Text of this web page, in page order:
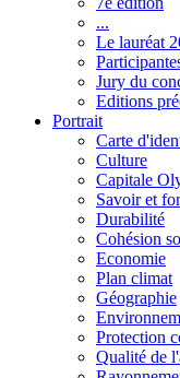
...
Le lauréat
Jury du
Editions
Portrait
Carte
Culture
Capitale
Savoir et
Durabilité
Cohésion
Economie
Plan climat
Géographie
Protection
Qualité de